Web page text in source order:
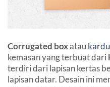
Corrugated boxatau
kemasan yang terbuat dari
terdiri dari lapisan kertas
lapisan datar. Desain ini